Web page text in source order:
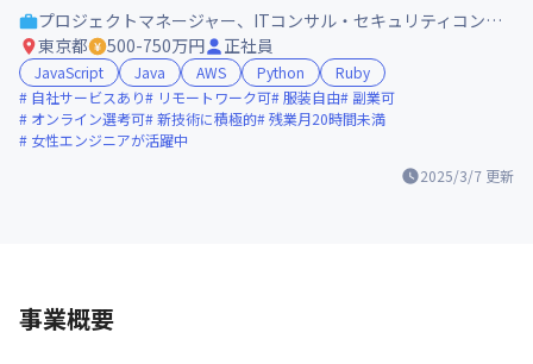
2025/3/7 更新
プロジェクトマネージャー、ITコンサル・セキュリティコンサル
東京都
500-750万円 正社員
JavaScript Java AWS Python
Ruby
自社サービスあり
リモートワーク可 服装自由
副業可
オンライン選考可 新技術に積極的 残業月20時間未満
女性エンジニアが活躍中
事業概要